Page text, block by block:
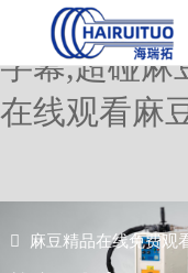
麻豆精品在
字幕,超碰麻
在线观看麻
麻豆精品在线免费观